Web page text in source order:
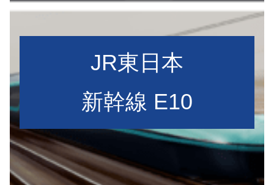
JR東日本
新幹線 E10